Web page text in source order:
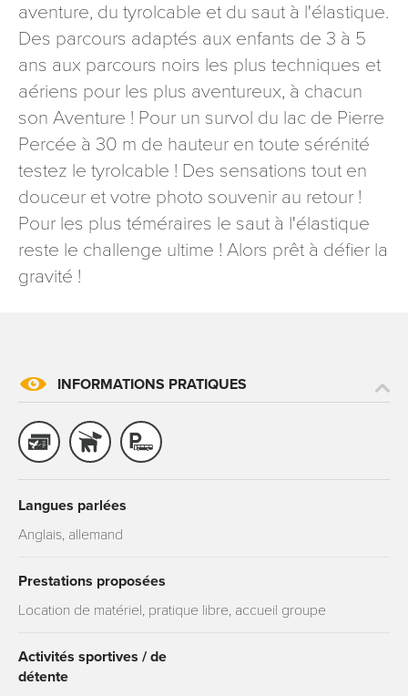
aventure, du tyrolcable et du saut à l'élastique.
Des parcours adaptés aux enfants de 3 à 5
ans aux parcours noirs les plus techniques et
aériens pour les plus aventureux, à chacun
son Aventure ! Pour un survol du lac de Pierre
Percée à 30 m de hauteur en toute sérénité
testez le tyrolcable ! Des sensations tout en
douceur et votre photo souvenir au retour !
Pour les plus téméraires le saut à l'élastique
reste le challenge ultime ! Alors prêt à défier la
gravité !
INFORMATIONS PRATIQUES
Langues parlées
Anglais, allemand
Prestations proposées
Location de matériel, pratique libre, accueil groupe
Activités sportives / de
détente
mention contraire). Vous disposez d’un droit d’accès, de
rectification et d’opposition aux données vous concernant,
que vous pouvez exercer en adressant une demande par
courriel à tourisme@departement54.fr ou par courrier
signé accompagné de la copie d’un titre d’identité à
l’adresse suivante : Meurthe & Moselle Tourisme - 48
esplanade Jacques-Baudot CO 90019 54035 NANCY
cedex
reCAPTCHA